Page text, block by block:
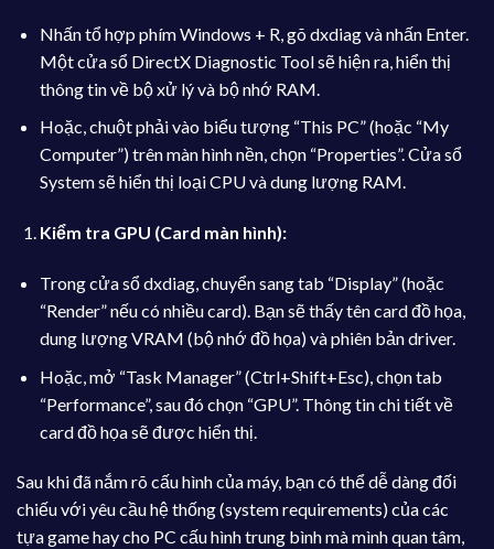
Nhấn tổ hợp phím Windows + R, gõ dxdiag và nhấn Enter.
Một cửa sổ DirectX Diagnostic Tool sẽ hiện ra, hiển thị
thông tin về bộ xử lý và bộ nhớ RAM.
Hoặc, chuột phải vào biểu tượng “This PC” (hoặc “My
Computer”) trên màn hình nền, chọn “Properties”. Cửa sổ
System sẽ hiển thị loại CPU và dung lượng RAM.
Kiểm tra GPU (Card màn hình):
Trong cửa sổ dxdiag, chuyển sang tab “Display” (hoặc
“Render” nếu có nhiều card). Bạn sẽ thấy tên card đồ họa,
dung lượng VRAM (bộ nhớ đồ họa) và phiên bản driver.
Hoặc, mở “Task Manager” (Ctrl+Shift+Esc), chọn tab
“Performance”, sau đó chọn “GPU”. Thông tin chi tiết về
card đồ họa sẽ được hiển thị.
Sau khi đã nắm rõ cấu hình của máy, bạn có thể dễ dàng đối
chiếu với yêu cầu hệ thống (system requirements) của các
tựa game hay cho PC cấu hình trung bình mà mình quan tâm,